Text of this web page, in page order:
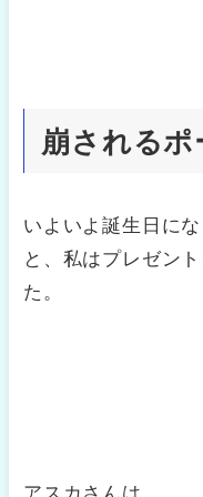
崩される
いよいよ誕生日に
と、私はプレゼン
た。
アスカさんは